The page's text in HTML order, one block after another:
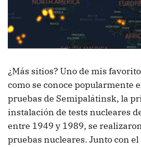
¿Más sitios? Uno de mis
como se conoce popularmente
pruebas de Semipalátinsk, la
instalación de tests nucleares
entre 1949 y 1989, se
pruebas nucleares. Junto con